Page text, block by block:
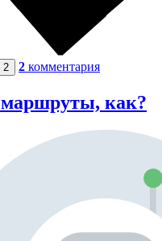
2 2 комментария
как?